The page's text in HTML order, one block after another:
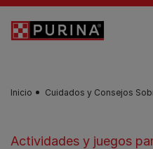
Skip to main content
Inicio Cuidados y Consejos
Actividades y juegos